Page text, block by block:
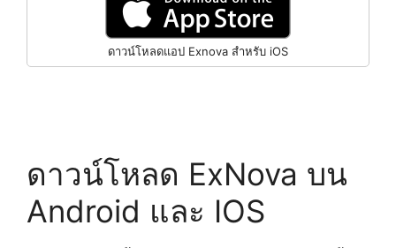
ดาวน์โหลดแอป Exnova สำหรับ iOS
ดาวน์โหลด ExNova บน
Android และ IOS